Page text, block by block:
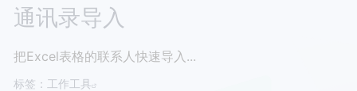
通讯录导入
把Excel表格的联系人快速导入...
标签： 工作工具